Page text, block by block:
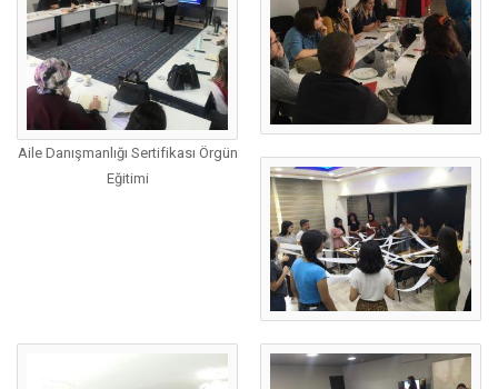
Aile Danışmanlığı Sertifikası Örgün
Eğitimi